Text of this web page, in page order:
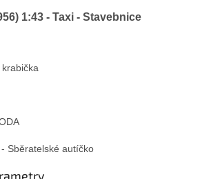
1:43 - Taxi - Stavebnice
Sběratelské autíčko